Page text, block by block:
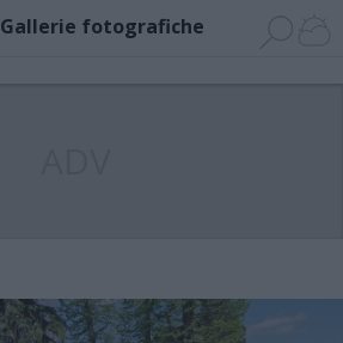
Gallerie fotografiche